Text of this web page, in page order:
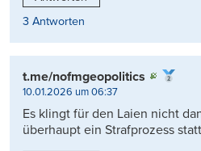
3 Antworten
t.me/nofmgeopolitics
10.01.2026 um 06:37
Es klingt für den Laien nicht
überhaupt ein Strafprozess